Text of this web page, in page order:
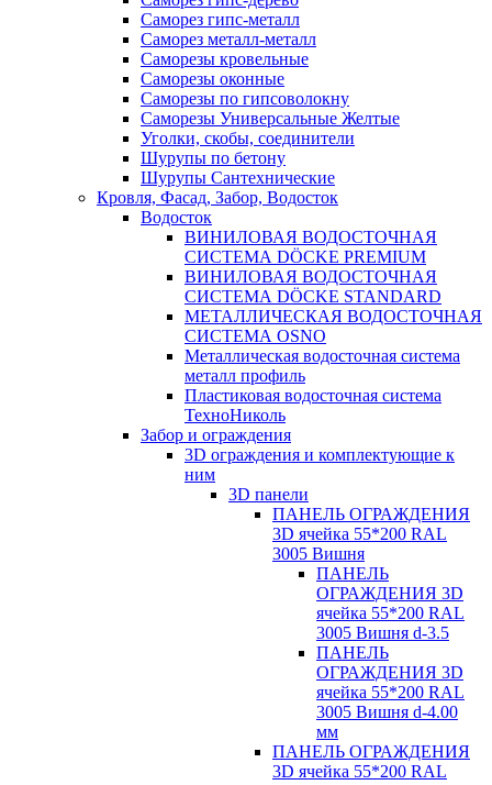
Саморез гипс-металл
Саморез металл-металл
Саморезы кровельные
Саморезы оконные
Саморезы по гипсоволокну
Саморезы Универсальные Желтые
Уголки, скобы, соединители
Шурупы по бетону
Шурупы Сантехнические
Кровля, Фасад, Забор, Водосток
Водосток
ВИНИЛОВАЯ ВОДОСТОЧНАЯ
СИСТЕМА DÖCKE PREMIUM
ВИНИЛОВАЯ ВОДОСТОЧНАЯ
СИСТЕМА DÖCKE STANDARD
МЕТАЛЛИЧЕСКАЯ ВОДОСТОЧНАЯ
СИСТЕМА OSNO
Металлическая водосточная система
металл профиль
Пластиковая водосточная система
ТехноНиколь
Забор и ограждения
3D ограждения и комплектующие к
ним
3D панели
ПАНЕЛЬ ОГРАЖДЕНИЯ
3D ячейка 55*200 RAL
3005 Вишня
ПАНЕЛЬ
ОГРАЖДЕНИЯ 3D
ячейка 55*200 RAL
3005 Вишня d-3.5
ПАНЕЛЬ
ОГРАЖДЕНИЯ 3D
ячейка 55*200 RAL
3005 Вишня d-4.00
мм
ПАНЕЛЬ ОГРАЖДЕНИЯ
3D ячейка 55*200 RAL